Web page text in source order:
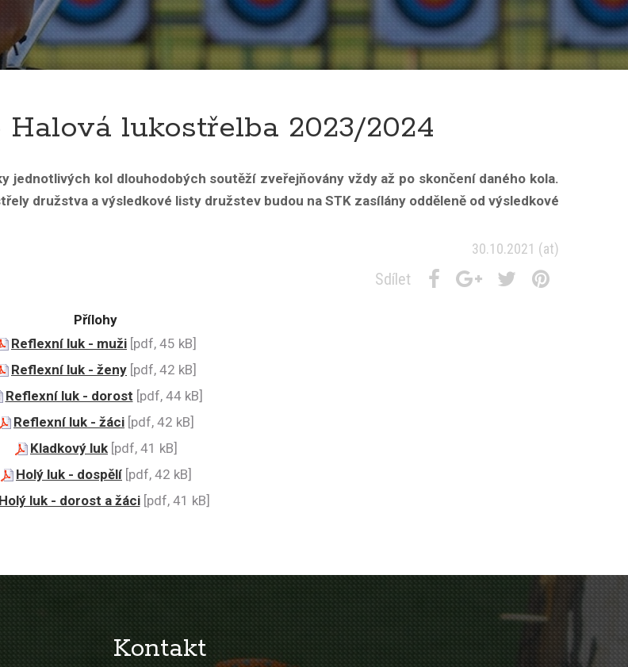
lukostřelba 2023/2024
jednotlivých kol dlouhodobých soutěží zveřejňovány vždy až po skončení daného kola.
družstva a výsledkové listy družstev budou na STK zasílány odděleně od výsledkové
30.10.2021 (at)
Sdílet
Přílohy
Reflexní luk - muži [pdf, 45 kB]
Reflexní luk - ženy [pdf, 42 kB]
Reflexní luk - dorost [pdf, 44 kB]
Reflexní luk - žáci [pdf, 42 kB]
Kladkový luk [pdf, 41 kB]
Holý luk - dospělí [pdf, 42 kB]
Holý luk - dorost a žáci[pdf, 41 kB]
Kontakt